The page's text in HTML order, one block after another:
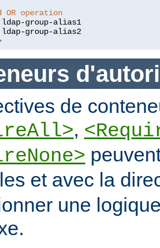
OR operation
ldap-group-alias1
de
,
et avec la
une